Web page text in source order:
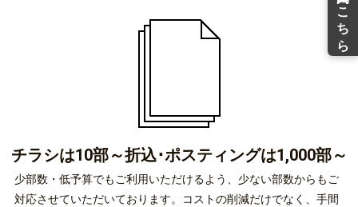
チラシは10部～折込･ポスティングは1,000部～
少部数・低予算でもご利用いただけるよう、少ない部数からもご
対応させていただいております。コストの削減だけでなく、手間